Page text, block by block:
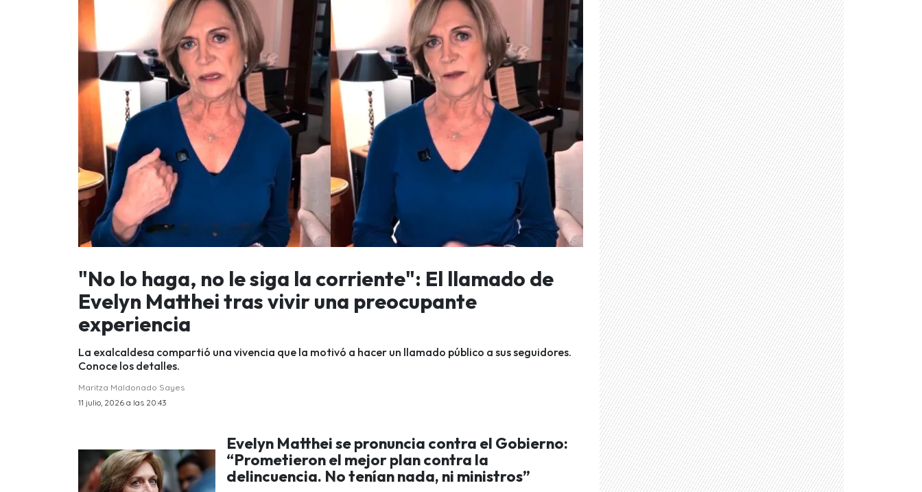
"No lo haga, no le siga la corriente": El llamado de
Evelyn Matthei tras vivir una preocupante
experiencia
La exalcaldesa compartió una vivencia que la motivó a hacer un llamado público a sus seguidores.
Conoce los detalles.
Maritza Maldonado Sayes
11 julio, 2026 a las 20:43
Evelyn Matthei se pronuncia contra el Gobierno:
“Prometieron el mejor plan contra la
delincuencia. No tenían nada, ni ministros”